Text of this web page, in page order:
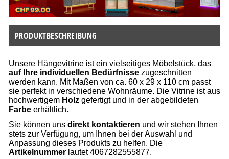
PRODUKTBESCHREIBUNG
Unsere Hängevitrine ist ein vielseitiges Möbelstück, das
auf Ihre individuellen Bedürfnisse zugeschnitten
werden kann. Mit Maßen von ca. 60 x 29 x 110 cm passt
sie perfekt in verschiedene Wohnräume. Die Vitrine ist aus
hochwertigem Holz gefertigt und in der abgebildeten
Farbe erhältlich.
Sie können uns direkt kontaktieren und wir stehen Ihnen
stets zur Verfügung, um Ihnen bei der Auswahl und
Anpassung dieses Produkts zu helfen. Die
Artikelnummer lautet 4067282555877.